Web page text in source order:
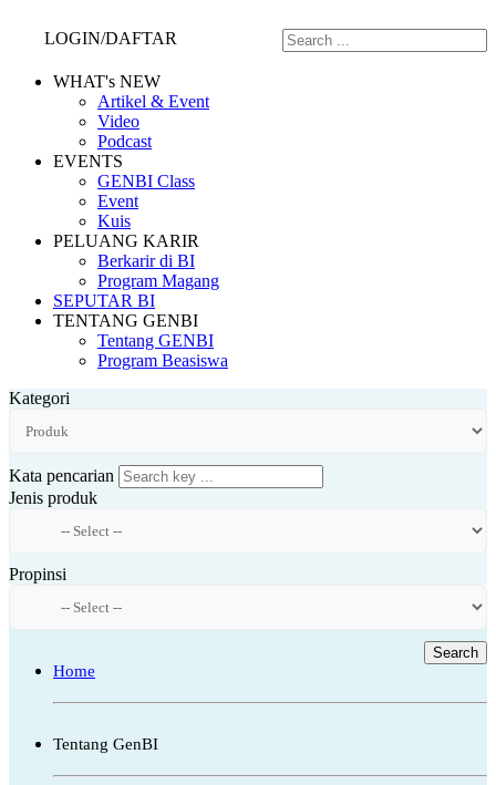
LOGIN/DAFTAR
WHAT's NEW
Artikel & Event
Video
Podcast
EVENTS
GENBI Class
Event
Kuis
PELUANG KARIR
Berkarir di BI
Program Magang
SEPUTAR BI
TENTANG GENBI
Tentang GENBI
Program Beasiswa
Kategori
Kata pencarian
Jenis produk
Propinsi
Search
Home
Tentang GenBI